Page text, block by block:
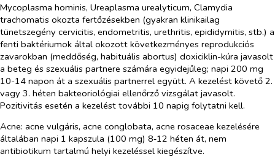
Mycoplasma hominis, Ureaplasma urealyticum, Clamydia
trachomatis okozta fertőzésekben (gyakran klinikailag
tünetszegény cervicitis, endometritis, urethritis, epididymitis, stb.) a
fenti baktériumok által okozott következményes reprodukciós
zavarokban (meddőség, habituális abortus) doxiciklin-kúra javasolt
a beteg és szexuális partnere számára egyidejűleg; napi 200 mg
10-14 napon át a szexuális partnerrel együtt. A kezelést követő 2.
vagy 3. héten bakteoriológiai ellenőrző vizsgálat javasolt.
Pozitivitás esetén a kezelést további 10 napig folytatni kell.
Acne: acne vulgáris, acne conglobata, acne rosaceae kezelésére
általában napi 1 kapszula (100 mg) 8‑12 héten át, nem
antibiotikum tartalmú helyi kezeléssel kiegészítve.